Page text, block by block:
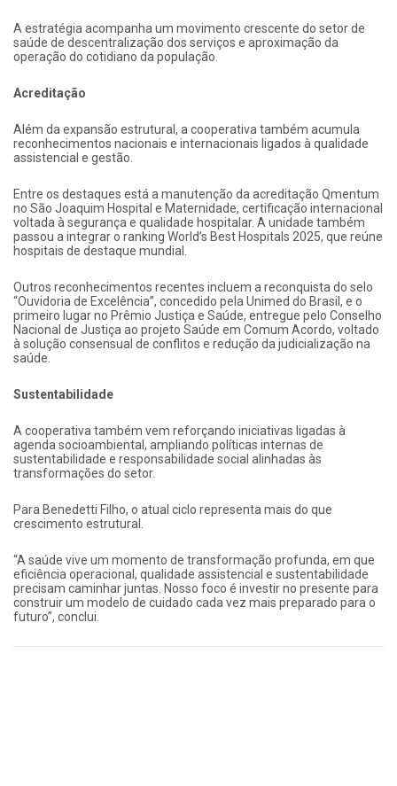
A estratégia acompanha um movimento crescente do setor de
saúde de descentralização dos serviços e aproximação da
operação do cotidiano da população.
Acreditação
Além da expansão estrutural, a cooperativa também acumula
reconhecimentos nacionais e internacionais ligados à qualidade
assistencial e gestão.
Entre os destaques está a manutenção da acreditação Qmentum
no São Joaquim Hospital e Maternidade, certificação internacional
voltada à segurança e qualidade hospitalar. A unidade também
passou a integrar o ranking World’s Best Hospitals 2025, que reúne
hospitais de destaque mundial.
Outros reconhecimentos recentes incluem a reconquista do selo
“Ouvidoria de Excelência”, concedido pela Unimed do Brasil , e o
primeiro lugar no Prêmio Justiça e Saúde, entregue pelo Conselho
Nacional de Justiça ao projeto Saúde em Comum Acordo, voltado
à solução consensual de conflitos e redução da judicialização na
saúde.
Sustentabilidade
A cooperativa também vem reforçando iniciativas ligadas à
agenda socioambiental, ampliando políticas internas de
sustentabilidade e responsabilidade social alinhadas às
transformações do setor.
Para Benedetti Filho, o atual ciclo representa mais do que
crescimento estrutural.
“A saúde vive um momento de transformação profunda, em que
eficiência operacional, qualidade assistencial e sustentabilidade
precisam caminhar juntas. Nosso foco é investir no presente para
construir um modelo de cuidado cada vez mais preparado para o
futuro”, conclui.